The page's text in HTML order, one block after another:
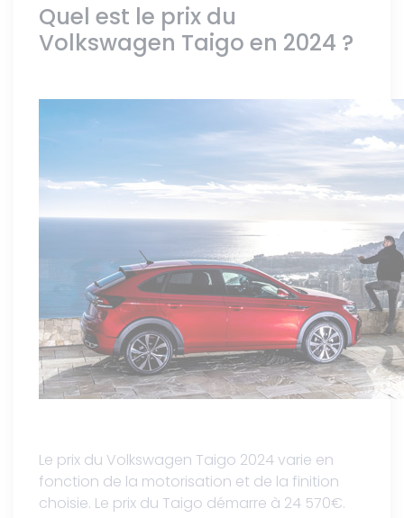
Quel est le prix du
Volkswagen Taigo en 2024 ?
Le prix du Volkswagen Taigo 2024 varie en
fonction de la motorisation et de la finition
choisie. Le prix du Taigo démarre à 24 570€.